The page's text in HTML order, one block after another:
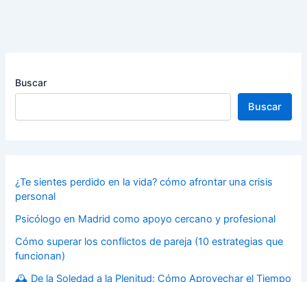
Buscar
Buscar
¿Te sientes perdido en la vida? cómo afrontar una crisis
personal
Psicólogo en Madrid como apoyo cercano y profesional
Cómo superar los conflictos de pareja (10 estrategias que
funcionan)
🕰️ De la Soledad a la Plenitud: Cómo Aprovechar el Tiempo